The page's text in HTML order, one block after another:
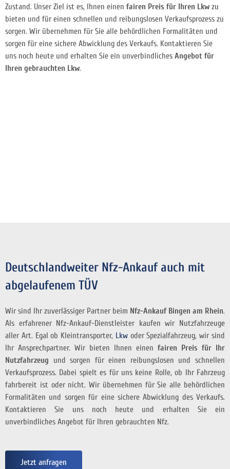
Zustand. Unser Ziel ist es, Ihnen einen fairen Preis für Ihren Lkw zu
bieten und für einen schnellen und reibungslosen Verkaufsprozess zu
sorgen. Wir übernehmen für Sie alle behördlichen Formalitäten und
sorgen für eine sichere Abwicklung des Verkaufs. Kontaktieren Sie
uns noch heute und erhalten Sie ein unverbindliches Angebot für
Ihren gebrauchten Lkw.
Deutschlandweiter Nfz-Ankauf auch mit
abgelaufenem TÜV
Wir sind Ihr zuverlässiger Partner beim Nfz-Ankauf Bingen am Rhein.
Als erfahrener Nfz-Ankauf-Dienstleister kaufen wir Nutzfahrzeuge
aller Art. Egal ob Kleintransporter, Lkwoder Spezialfahrzeug, wir sind
Ihr Ansprechpartner. Wir bieten Ihnen einen fairen Preis für Ihr
Nutzfahrzeug und sorgen für einen reibungslosen und schnellen
Verkaufsprozess. Dabei spielt es für uns keine Rolle, ob Ihr Fahrzeug
fahrbereit ist oder nicht. Wir übernehmen für Sie alle behördlichen
Formalitäten und sorgen für eine sichere Abwicklung des Verkaufs.
Kontaktieren Sie uns noch heute und erhalten Sie ein
unverbindliches Angebot für Ihren gebrauchten Nfz.
Jetzt anfragen